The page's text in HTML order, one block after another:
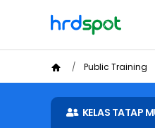
Public Training
KELAS TATAP